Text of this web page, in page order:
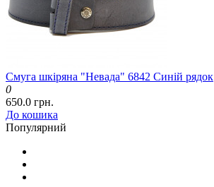
Смуга шкіряна "Невада" 6842 Синій рядок
0
650.0 грн.
До кошика
Популярний